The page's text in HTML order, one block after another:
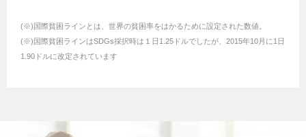
(※)国際貧困ラインとは、世界の貧困率をはかるために設定された数値。
(※)国際貧困ラインはSDGs採択時は１日1.25ドルでしたが、2015年10月に1日
1.90ドルに改定されています